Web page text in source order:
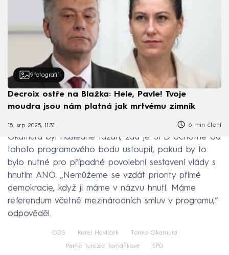
9 fotografií
Decroix ostře na Blažka: Hele, Pavle! Tvoje
moudra jsou nám platná jak mrtvému zimník
15. srp 2025, 11:31 6 min čtení
Okamura byl následně tázán, zda je SPD ochotné od
tohoto programového bodu ustoupit, pokud by to
bylo nutné pro případné povolební sestavení vlády s
hnutím ANO. „Nemůžeme se vzdát priority přímé
demokracie, když ji máme v názvu hnutí. Máme
referendum včetně mezinárodních smluv v programu,“
odpověděl.
ODS Karel Havlíček Tomio Okamura
Partie Terezie Tománkové SPD